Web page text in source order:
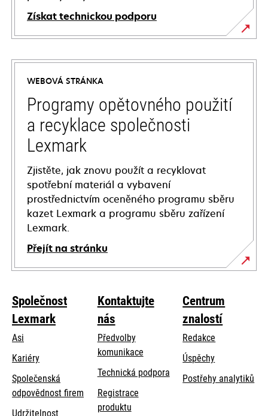
Získat technickou podporu
opens
in
new
tab
WEBOVÁ STRÁNKA
Programy opětovného použití
a recyklace společnosti
Lexmark
Zjistěte, jak znovu použít a recyklovat
spotřební materiál a vybavení
prostřednictvím oceněného programu sběru
kazet Lexmark a programu sběru zařízení
Lexmark.
Přejít na stránku
Společnost
Lexmark
Asi
Kariéry
Společenská
odpovědnost firem opens
Udržitelnost
Kontaktujte
nás
Předvolby
komunikace
Technická podporaopens
Registrace
produktu
Centrum
znalostí
Redakce
Úspěchy
Postřehy analytiků